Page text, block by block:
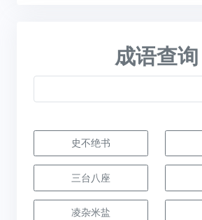
成语查询
史不绝书
三台八座
凌杂米盐